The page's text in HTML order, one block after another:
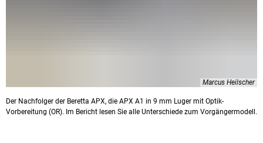
Marcus Heilscher
Der Nachfolger der Beretta APX, die APX A1 in 9 mm Luger mit Optik-
Vorbereitung (OR). Im Bericht lesen Sie alle Unterschiede zum Vorgängermodell.